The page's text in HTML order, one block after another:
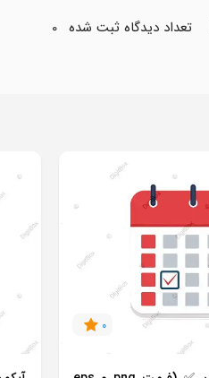
تعداد دیدگاه ثبت شده 0
0